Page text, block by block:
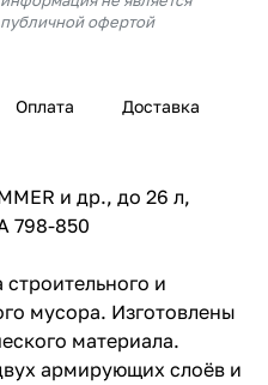
публичной офертой
Оплата Доставка
и др., до 26 л,
798-850
и
мусора. Изготовлены
материала.
армирующих слоёв и
раз в 2